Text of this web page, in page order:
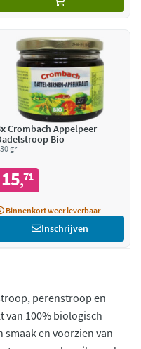
Crombach Appelpeer
Bio
gr
15,71
Binnenkort weer leverbaar
Inschrijven
perenstroop en
van 100% biologisch
en voorzien van